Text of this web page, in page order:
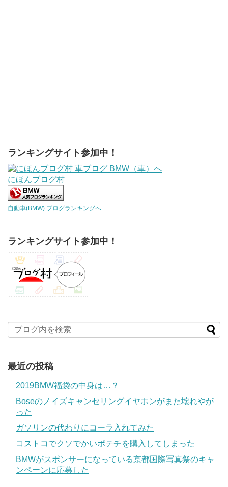
ランキングサイト参加中！
にほんブログ村
自動車(BMW) ブログランキングへ
ランキングサイト参加中！
最近の投稿
2019BMW福袋の中身は…？
Boseのノイズキャンセリングイヤホンがまた壊れやが
った
ガソリンの代わりにコーラ入れてみた
コストコでクソでかいポテチを購入してしまった
BMWがスポンサーになっている京都国際写真祭のキャ
ンペーンに応募した